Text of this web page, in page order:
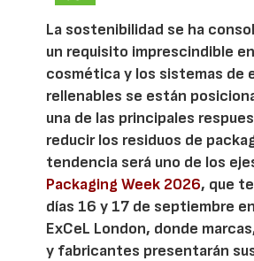
La sostenibilidad se ha
un requisito imprescindible
cosmética y los sistemas de
rellenables se están
una de las principales
reducir los residuos de
tendencia será uno de los
Packaging Week 2026, que
días 16 y 17 de septiembre
ExCeL London, donde
y fabricantes presentarán